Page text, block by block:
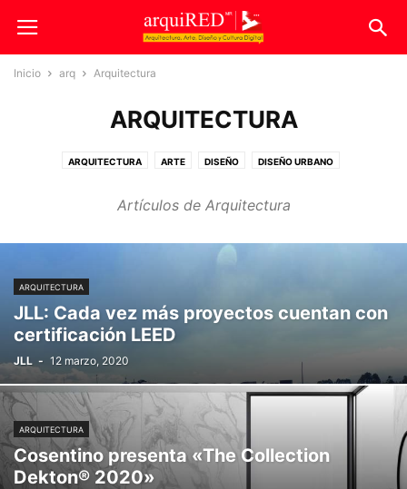
Inicio arq Arquitectura
ARQUITECTURA
ARQUITECTURA ARTE DISEÑO DISEÑO URBANO
Artículos de Arquitectura
ARQUITECTURA
JLL: Cada vez más proyectos cuentan con
certificación LEED
JLL - 12 marzo, 2020
ARQUITECTURA
Cosentino presenta «The Collection
Dekton® 2020»